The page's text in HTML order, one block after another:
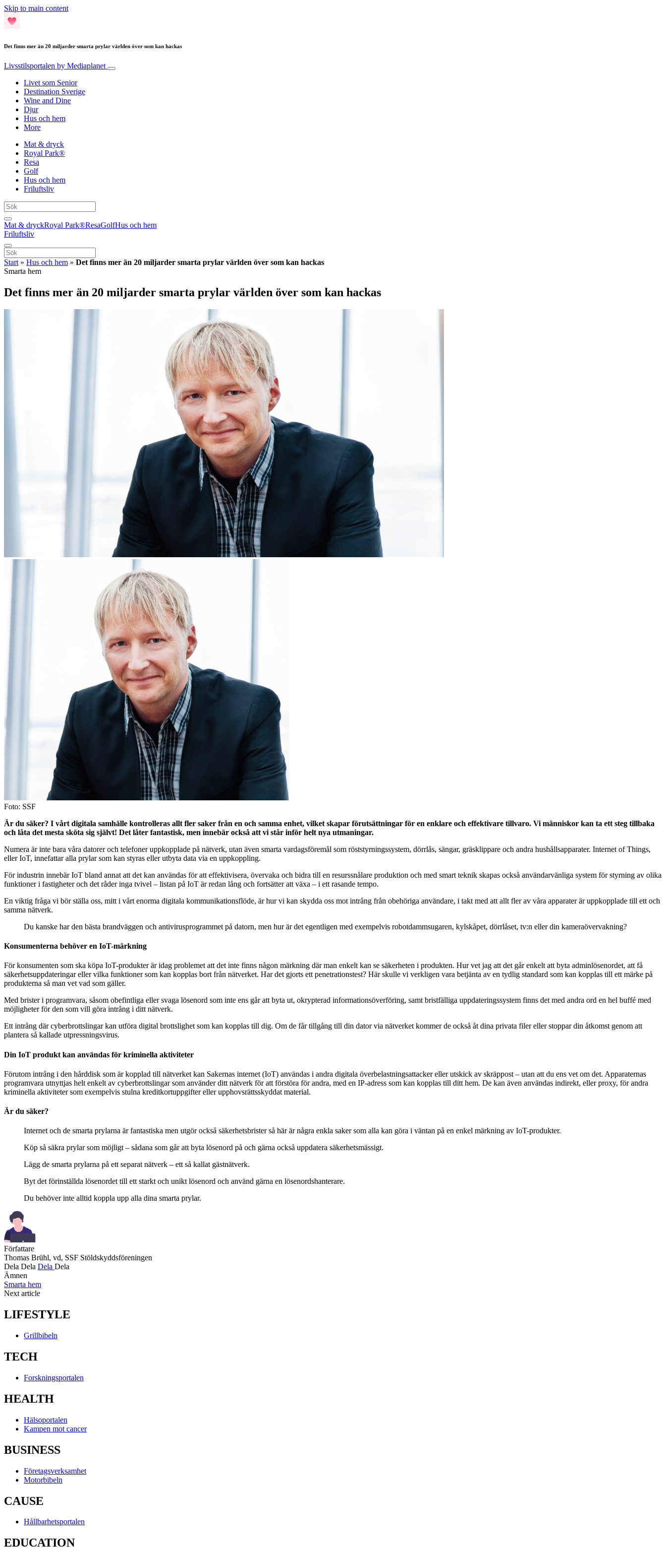
Skip to main content
Det finns mer än 20 miljarder smarta prylar världen över som kan hackas
Livsstilsportalen by Mediaplanet
Livet som Senior
Destination Sverige
Wine and Dine
Djur
Hus och hem
More
Mat & dryck
Royal Park®
Resa
Golf
Hus och hem
Friluftsliv
Mat & dryckRoyal Park®ResaGolfHus och hem
Friluftsliv
Start » Hus och hem » Det finns mer än 20 miljarder smarta prylar världen över som kan hackas
Smarta hem
Det finns mer än 20 miljarder smarta prylar världen över som kan hackas
Foto: SSF
Är du säker? I vårt digitala samhälle kontrolleras allt fler saker från en och samma enhet, vilket skapar förutsättningar för en enklare och effektivare tillvaro. Vi människor kan ta ett steg tillbaka
och låta det mesta sköta sig självt! Det låter fantastisk, men innebär också att vi står inför helt nya utmaningar.
Numera är inte bara våra datorer och telefoner uppkopplade på nätverk, utan även smarta vardagsföremål som röststyrningssystem, dörrlås, sängar, gräsklippare och andra hushållsapparater. Internet of Things,
eller IoT, innefattar alla prylar som kan styras eller utbyta data via en uppkoppling.
För industrin innebär IoT bland annat att det kan användas för att effektivisera, övervaka och bidra till en resurssnålare produktion och med smart teknik skapas också användarvänliga system för styrning av olika
funktioner i fastigheter och det råder inga tvivel – listan på IoT är redan lång och fortsätter att växa – i ett rasande tempo.
En viktig fråga vi bör ställa oss, mitt i vårt enorma digitala kommunikationsflöde, är hur vi kan skydda oss mot intrång från obehöriga användare, i takt med att allt fler av våra apparater är uppkopplade till ett och
samma nätverk.
Du kanske har den bästa brandväggen och antivirusprogrammet på datorn, men hur är det egentligen med exempelvis robotdammsugaren, kylskåpet, dörrlåset, tv:n eller din kameraövervakning?
Konsumenterna behöver en IoT-märkning
För konsumenten som ska köpa IoT-produkter är idag problemet att det inte finns någon märkning där man enkelt kan se säkerheten i produkten. Hur vet jag att det går enkelt att byta adminlösenordet, att få
säkerhetsuppdateringar eller vilka funktioner som kan kopplas bort från nätverket. Har det gjorts ett penetrationstest? Här skulle vi verkligen vara betjänta av en tydlig standard som kan kopplas till ett märke på
produkterna så man vet vad som gäller.
Med brister i programvara, såsom obefintliga eller svaga lösenord som inte ens går att byta ut, okrypterad informationsöverföring, samt bristfälliga uppdateringssystem finns det med andra ord en hel buffé med
möjligheter för den som vill göra intrång i ditt nätverk.
Ett intrång där cyberbrottslingar kan utföra digital brottslighet som kan kopplas till dig. Om de får tillgång till din dator via nätverket kommer de också åt dina privata filer eller stoppar din åtkomst genom att
plantera så kallade utpressningsvirus.
Din IoT produkt kan användas för kriminella aktiviteter
Förutom intrång i den hårddisk som är kopplad till nätverket kan Sakernas internet (IoT) användas i andra digitala överbelastningsattacker eller utskick av skräppost – utan att du ens vet om det. Apparaternas
programvara utnyttjas helt enkelt av cyberbrottslingar som använder ditt nätverk för att förstöra för andra, med en IP-adress som kan kopplas till ditt hem. De kan även användas indirekt, eller proxy, för andra
kriminella aktiviteter som exempelvis stulna kreditkortuppgifter eller upphovsrättsskyddat material.
Är du säker?
Internet och de smarta prylarna är fantastiska men utgör också säkerhetsbrister så här är några enkla saker som alla kan göra i väntan på en enkel märkning av IoT-produkter.
Köp så säkra prylar som möjligt – sådana som går att byta lösenord på och gärna också uppdatera säkerhetsmässigt.
Lägg de smarta prylarna på ett separat nätverk – ett så kallat gästnätverk.
Byt det förinställda lösenordet till ett starkt och unikt lösenord och använd gärna en lösenordshanterare.
Du behöver inte alltid koppla upp alla dina smarta prylar.
Författare
Thomas Brühl, vd, SSF Stöldskyddsföreningen
Dela Dela Dela Dela
Ämnen
Smarta hem
Next article
LIFESTYLE
Grillbibeln
TECH
Forskningsportalen
HEALTH
Hälsoportalen
Kampen mot cancer
BUSINESS
Företagsverksamhet
Motorbibeln
CAUSE
Hållbarhetsportalen
EDUCATION